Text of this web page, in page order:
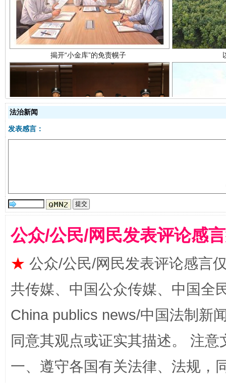
揭开“小金库”的免责幌子
受贿1.44亿！段成刚被判无期 从幼
全民健身五年计划来了！等你上场
法治新闻
发表感言：
公众/公民/网民发表评论感
★ 公众/公民/网民发表评论感言
共传媒、中国公众传媒、中国全
China publics news/中国法制新
同意其观点或证实其描述。 注
一、遵守各国有关法律、法规，